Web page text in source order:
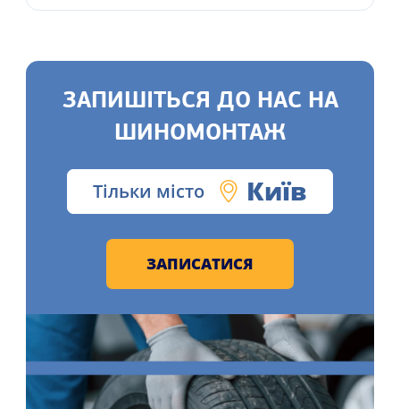
ЗАПИШІТЬСЯ ДО НАС НА
ШИНОМОНТАЖ
Тільки місто Київ
ЗАПИСАТИСЯ